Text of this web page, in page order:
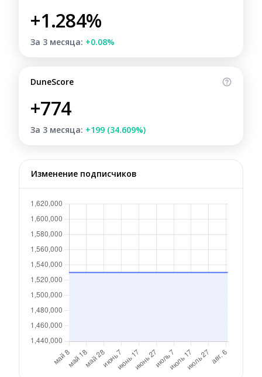
+1.284%
За 3 месяца: +0.08%
DuneScore
+774
За 3 месяца: +199 (34.609%)
Изменение подписчиков